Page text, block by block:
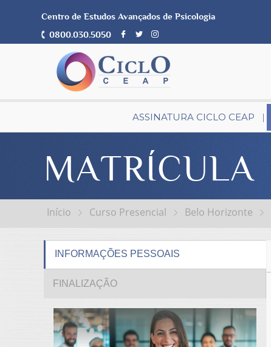
Centro de Estudos Avançados de Psicologia
0800.030.5050
ASSINATURA CICLO CEAP
MATRÍCULA
Início Curso Presencial Belo Horizonte
INFORMAÇÕES PESSOAIS
FINALIZAÇÃO